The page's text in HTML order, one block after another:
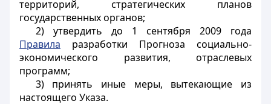
территорий, стратегических планов
государственных органов;
2) утвердить до 1 сентября 2009 года
Правила разработки Прогноза социально-
экономического развития, отраслевых
программ;
3) принять иные меры, вытекающие из
настоящего Указа.